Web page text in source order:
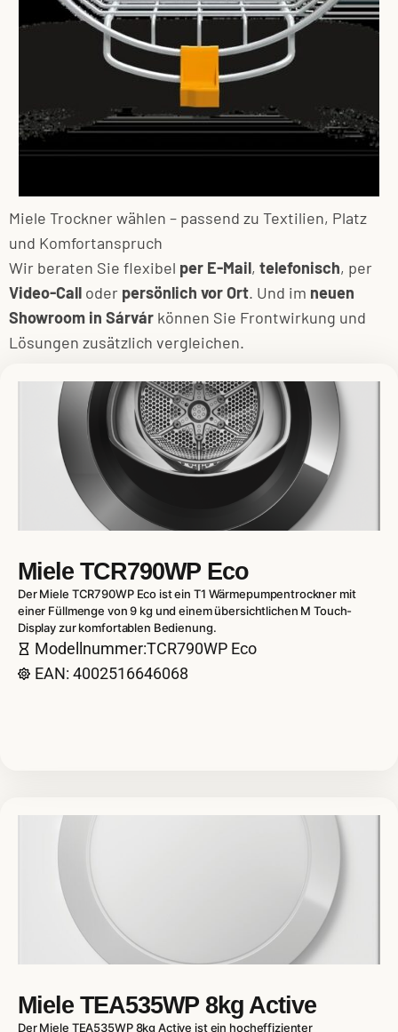
Miele Trockner wählen – passend zu Textilien, Platz
und Komfortanspruch
Wir beraten Sie flexibel per E-Mail, telefonisch, per
Video-Call oder persönlich vor Ort. Und im neuen
Showroom in Sárvár können Sie Frontwirkung und
Lösungen zusätzlich vergleichen.
Miele TCR790WP Eco
Der Miele TCR790WP Eco ist ein T1 Wärmepumpentrockner mit
einer Füllmenge von 9 kg und einem übersichtlichen M Touch-
Display zur komfortablen Bedienung.
Modellnummer:TCR790WP Eco
EAN: 4002516646068
Miele TEA535WP 8kg Active
Der Miele TEA535WP 8kg Active ist ein hocheffizienter